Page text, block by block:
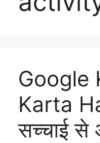
Google
Karta
सच्चाई से